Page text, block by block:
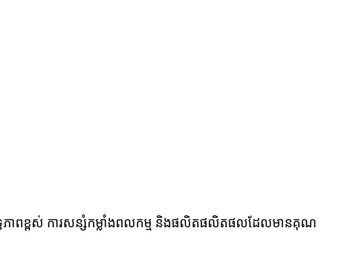
ភាពខ្ពស់ ការសន្សំកម្លាំងពលកម្ម និងផលិតផលិតផលដែលមានគុណ